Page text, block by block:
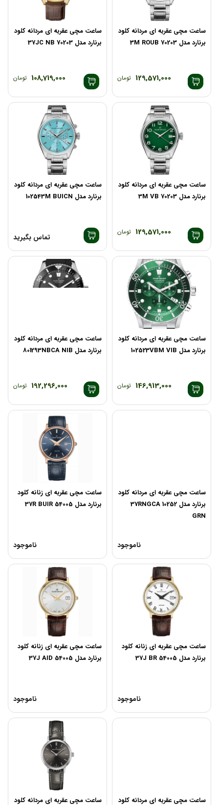
ساعت مچی عقربه ای مردانه کلود
برنارد مدل 70203 3M ROUB
129,571,000 تومان
ساعت مچی عقربه ای مردانه کلود
برنارد مدل 70203 37JC NB
108,719,000 تومان
ساعت مچی عقربه ای مردانه کلود
برنارد مدل 70203 3M VB
129,571,000 تومان
ساعت مچی عقربه ای مردانه کلود
برنارد مدل 102543M BUICN
تماس بگیرید
ساعت مچی عقربه ای مردانه کلود
برنارد مدل 102523VBM VIB
146,913,000 تومان
ساعت مچی عقربه ای مردانه کلود
برنارد مدل 801293NBCA NIB
192,296,000 تومان
ساعت مچی عقربه ای مردانه کلود
برنارد مدل 10252 37RNGCA
GRN
ناموجود
ساعت مچی عقربه ای زنانه کلود
برنارد مدل 54005 37R BUIR
ناموجود
ساعت مچی عقربه ای زنانه کلود
برنارد مدل 54005 37J BR
ناموجود
ساعت مچی عقربه ای زنانه کلود
برنارد مدل 54005 37J AID
ناموجود
ساعت مچی عقربه ای مردانه کلود ساعت مچی عقربه ای مردانه کلود